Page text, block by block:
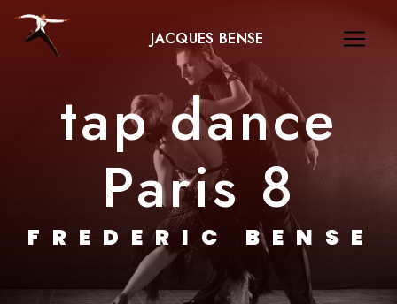
JACQUES BENSE
tap dance
Paris 8
FREDERIC BENSE
Panneau de gestion des cookies